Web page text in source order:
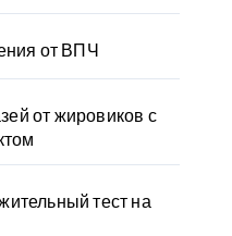
от ВПЧ
от жировиков с
тест на